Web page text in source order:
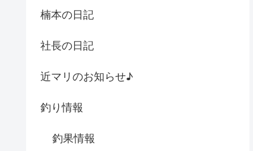
楠本の日記
社長の日記
近マリのお知らせ♪
釣り情報
釣果情報